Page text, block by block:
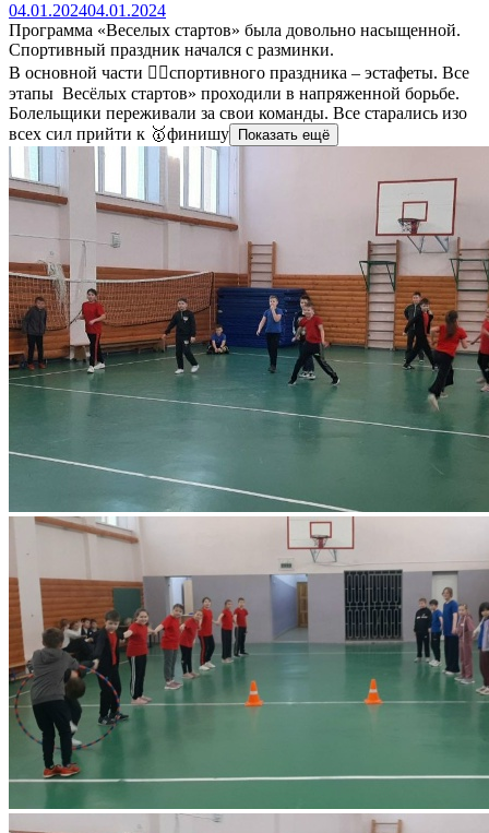
04.01.202404.01.2024
Программа «Веселых стартов» была довольно насыщенной.
Спортивный праздник начался с разминки.
В основной части 🤸‍♀спортивного праздника – эстафеты. Все
этапы Весёлых стартов» проходили в напряженной борьбе.
Болельщики переживали за свои команды. Все старались изо
всех сил прийти к 🥇финишу
Показать ещё